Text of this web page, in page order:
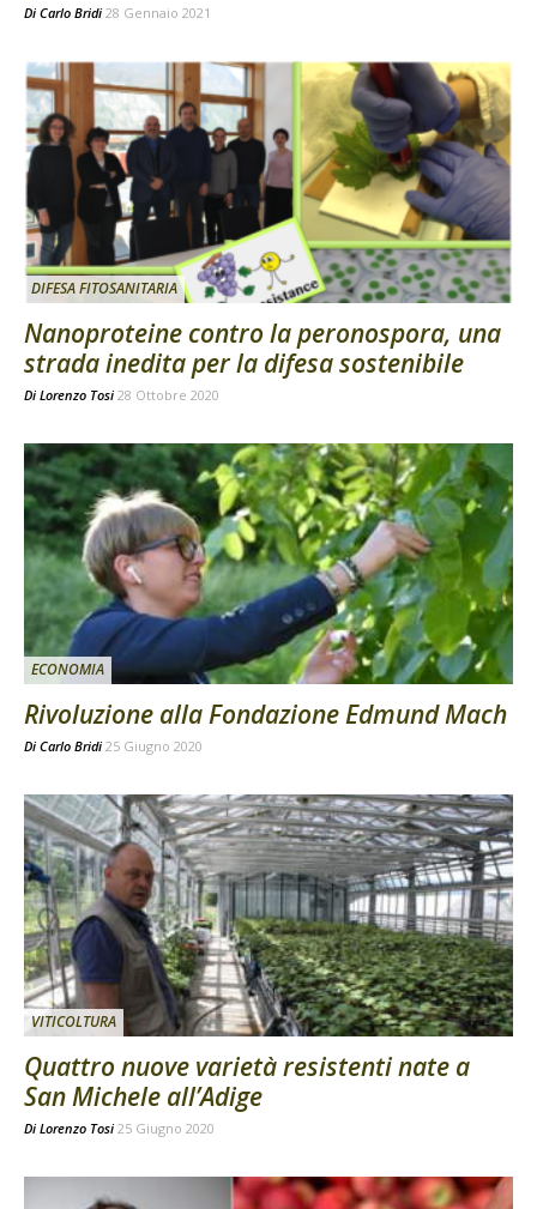
Di Carlo Bridi 28 Gennaio 2021
DIFESA FITOSANITARIA
Nanoproteine contro la peronospora, una
strada inedita per la difesa sostenibile
Di Lorenzo Tosi 28 Ottobre 2020
ECONOMIA
Rivoluzione alla Fondazione Edmund Mach
Di Carlo Bridi 25 Giugno 2020
VITICOLTURA
Quattro nuove varietà resistenti nate a
San Michele all’Adige
Di Lorenzo Tosi 25 Giugno 2020